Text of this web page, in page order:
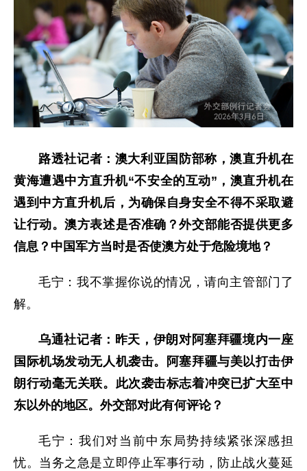
路透社记者：澳大利亚国防部称，澳直升机在
黄海遭遇中方直升机“不安全的互动”，澳直升机在
遇到中方直升机后，为确保自身安全不得不采取避
让行动。澳方表述是否准确？外交部能否提供更多
信息？中国军方当时是否使澳方处于危险境地？
毛宁：我不掌握你说的情况，请向主管部门了
解。
乌通社记者：昨天，伊朗对阿塞拜疆境内一座
国际机场发动无人机袭击。阿塞拜疆与美以打击伊
朗行动毫无关联。此次袭击标志着冲突已扩大至中
东以外的地区。外交部对此有何评论？
毛宁：我们对当前中东局势持续紧张深感担
忧。当务之急是立即停止军事行动，防止战火蔓延